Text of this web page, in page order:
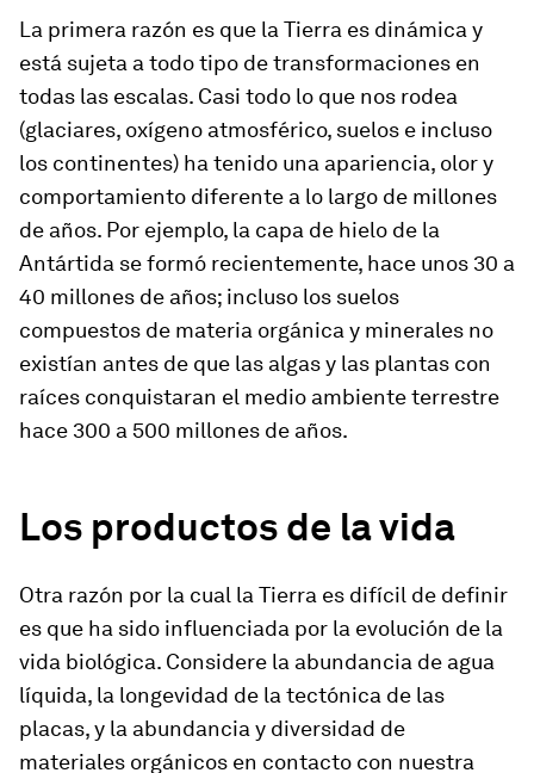
La primera razón es que la Tierra es dinámica y
está sujeta a todo tipo de transformaciones en
todas las escalas. Casi todo lo que nos rodea
(glaciares, oxígeno atmosférico, suelos e incluso
los continentes) ha tenido una apariencia, olor y
comportamiento diferente a lo largo de millones
de años. Por ejemplo, la capa de hielo de la
Antártida se formó recientemente, hace unos 30 a
40 millones de años; incluso los suelos
compuestos de materia orgánica y minerales no
existían antes de que las algas y las plantas con
raíces conquistaran el medio ambiente terrestre
hace 300 a 500 millones de años.
Los productos de la vida
Otra razón por la cual la Tierra es difícil de definir
es que ha sido influenciada por la evolución de la
vida biológica. Considere la abundancia de agua
líquida, la longevidad de la tectónica de las
placas, y la abundancia y diversidad de
materiales orgánicos en contacto con nuestra